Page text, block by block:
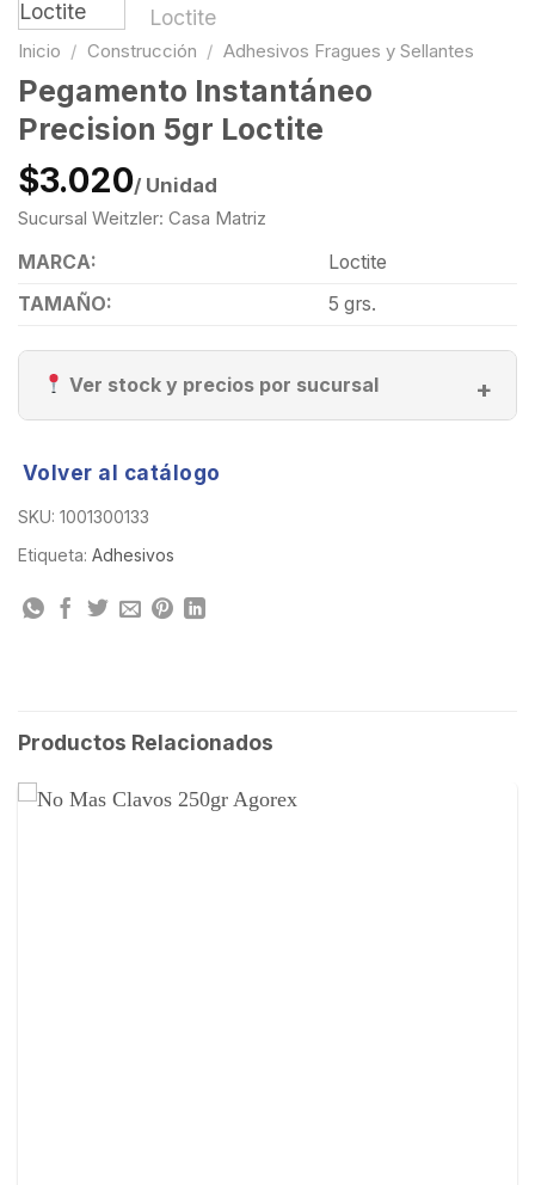
Inicio / Construcción / Adhesivos Fragues y Sellantes
Pegamento Instantáneo
Precision 5gr Loctite
$3.020/ Unidad
Sucursal Weitzler: Casa Matriz
MARCA:
Loctite
TAMAÑO:
5 grs.
Ver stock y precios por sucursal
Volver al catálogo
SKU: 1001300133
Etiqueta: Adhesivos
Productos Relacionados